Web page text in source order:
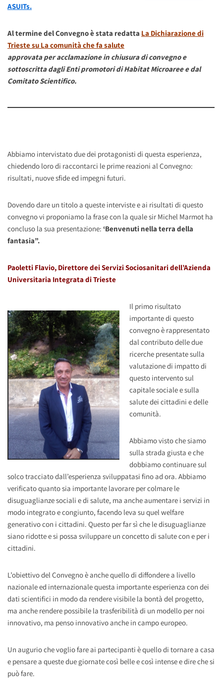
ASUITs.
Al termine del Convegno è stata redatta La Dichiarazione di
Trieste su La comunità che fa salute
approvata per acclamazione in chiusura di convegno e
sottoscritta dagli Enti promotori di Habitat Microaree e dal
Comitato Scientifico.
Abbiamo intervistato due dei protagonisti di questa esperienza,
chiedendo loro di raccontarci le prime reazioni al Convegno:
risultati, nuove sfide ed impegni futuri.
Dovendo dare un titolo a queste interviste e ai risultati di questo
convegno vi proponiamo la frase con la quale sir Michel Marmot ha
concluso la sua presentazione: ‘Benvenuti nella terra della
fantasia”.
Paoletti Flavio, Direttore dei Servizi Sociosanitari dell’Azienda
Universitaria Integrata di Trieste
Il primo risultato
importante di questo
convegno è rappresentato
dal contributo delle due
ricerche presentate sulla
valutazione di impatto di
questo intervento sul
capitale sociale e sulla
salute dei cittadini e delle
comunità.
Abbiamo visto che siamo
sulla strada giusta e che
dobbiamo continuare sul
solco tracciato dall’esperienza sviluppatasi fino ad ora. Abbiamo
verificato quanto sia importante lavorare per colmare le
disuguaglianze sociali e di salute, ma anche aumentare i servizi in
modo integrato e congiunto, facendo leva su quel welfare
generativo con i cittadini. Questo per far sì che le disuguaglianze
siano ridotte e si possa sviluppare un concetto di salute con e per i
cittadini.
L’obiettivo del Convegno è anche quello di diffondere a livello
nazionale ed internazionale questa importante esperienza con dei
dati scientifici in modo da rendere visibile la bontà del progetto,
ma anche rendere possibile la trasferibilità di un modello per noi
innovativo, ma penso innovativo anche in campo europeo.
Un augurio che voglio fare ai partecipanti è quello di tornare a casa
e pensare a queste due giornate così belle e così intense e dire che si
può fare.